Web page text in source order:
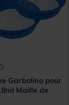
Garbolino pour
Maille de